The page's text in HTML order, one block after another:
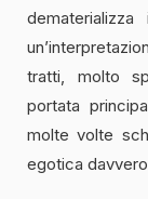
tratti, molto
portata
molte volte
egotica